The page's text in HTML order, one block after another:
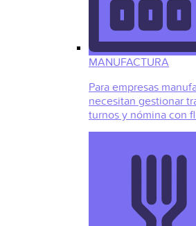
MANUFACTURA
Para empresas
necesitan gestionar
turnos y nómina con